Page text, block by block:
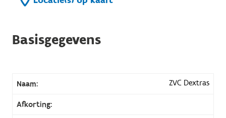
Basisgegevens
Naam: ZVC Dextras
Afkorting: